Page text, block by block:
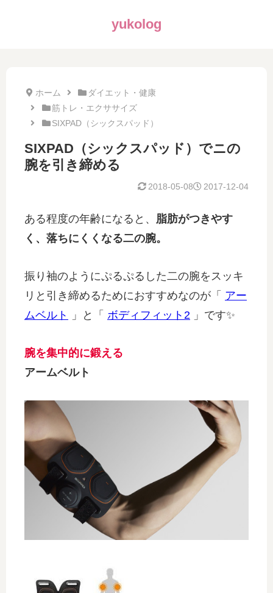
yukolog
ホーム
ダイエット・健康
筋トレ・エクササイズ
SIXPAD（シックスパッド）
SIXPAD（シックスパッド）でニの
腕を引き締める
2017-12-04
2018-05-08
ある程度の年齢になると、 脂肪がつきやす
く、落ちにくくなる二の腕。
振り袖のようにぷるぷるした二の腕をスッキ
リと引き締めるためにおすすめなのが「 アー
ムベルト
」と「 ボディフィット2 」です✨
腕を集中的に鍛える
アームベルト